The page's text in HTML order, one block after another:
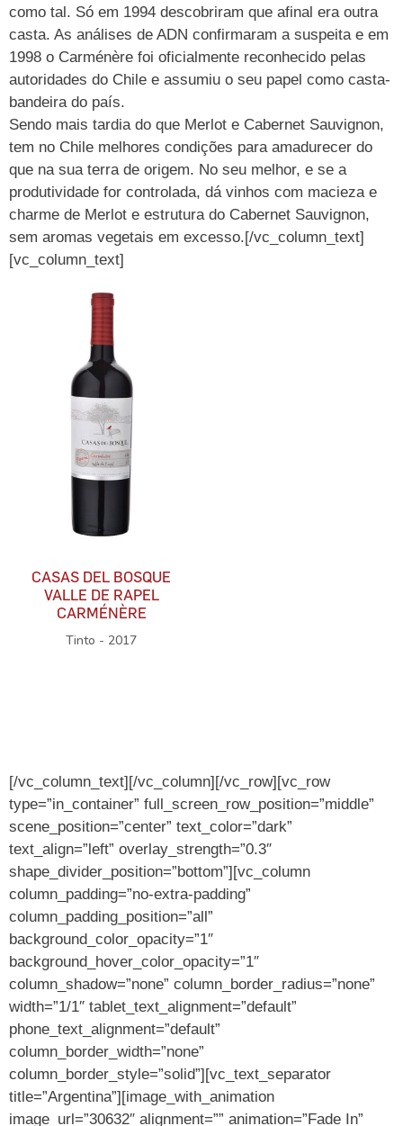
como tal. Só em 1994 descobriram que afinal era outra
casta. As análises de ADN confirmaram a suspeita e em
1998 o Carménère foi oficialmente reconhecido pelas
autoridades do Chile e assumiu o seu papel como casta-
bandeira do país.
Sendo mais tardia do que Merlot e Cabernet Sauvignon,
tem no Chile melhores condições para amadurecer do
que na sua terra de origem. No seu melhor, e se a
produtividade for controlada, dá vinhos com macieza e
charme de Merlot e estrutura do Cabernet Sauvignon,
sem aromas vegetais em excesso.[/vc_column_text]
[vc_column_text]
CASAS DEL BOSQUE
VALLE DE RAPEL
CARMÉNÈRE
Tinto - 2017
[/vc_column_text][/vc_column][/vc_row][vc_row
type=”in_container” full_screen_row_position=”middle”
scene_position=”center” text_color=”dark”
text_align=”left” overlay_strength=”0.3″
shape_divider_position=”bottom”][vc_column
column_padding=”no-extra-padding”
column_padding_position=”all”
background_color_opacity=”1″
background_hover_color_opacity=”1″
column_shadow=”none” column_border_radius=”none”
width=”1/1″ tablet_text_alignment=”default”
phone_text_alignment=”default”
column_border_width=”none”
column_border_style=”solid”][vc_text_separator
title=”Argentina”][image_with_animation
image_url=”30632″ alignment=”” animation=”Fade In”